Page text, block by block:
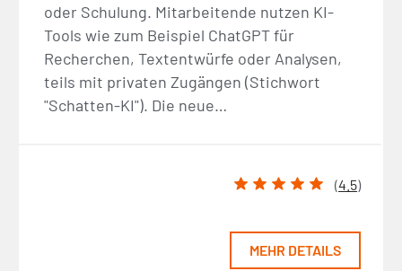
oder Schulung. Mitarbeitende nutzen KI-
Tools wie zum Beispiel ChatGPT für
Recherchen, Textentwürfe oder Analysen,
teils mit privaten Zugängen (Stichwort
"Schatten-KI"). Die neue…
(4.5)
MEHR DETAILS